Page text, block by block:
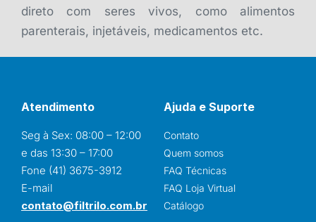
direto com seres vivos, como alimentos
parenterais, injetáveis, medicamentos etc.
Atendimento
Seg à Sex: 08:00 – 12:00
e das 13:30 – 17:00
Fone (41) 3675-3912
E-mail
contato@filtrilo.com.br
Ajuda e Suporte
Contato
Quem somos
FAQ Técnicas
FAQ Loja Virtual
Catálogo